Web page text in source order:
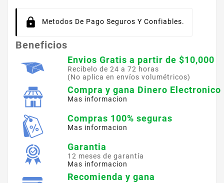
Metodos De Pago Seguros Y Confiables.
Beneficios
Envios Gratis a partir de $10,000
Recibelo de 24 a 72 horas
(No aplica en envíos volumétricos)
Compra y gana Dinero Electronico
Mas informacion
Compras 100% seguras
Mas informacion
Garantia
12 meses de garantía
Mas informacion
Recomienda y gana